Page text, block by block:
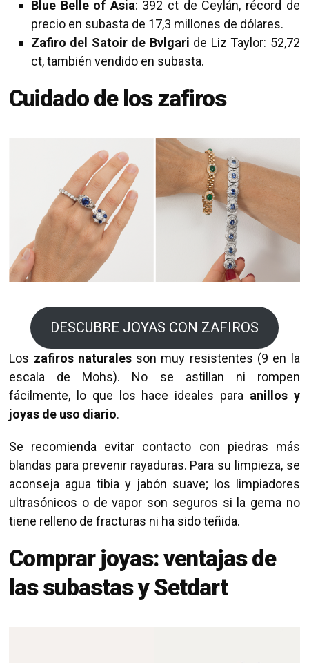
Blue Belle of Asia: 392 ct de Ceylán, récord de
precio en subasta de 17,3 millones de dólares.
Zafiro del Satoir de Bvlgari de Liz Taylor: 52,72
ct, también vendido en subasta.
Cuidado de los zafiros
DESCUBRE JOYAS CON ZAFIROS
Los zafiros naturalesson muy resistentes (9 en la
escala de Mohs). No se astillan ni rompen
fácilmente, lo que los hace ideales para anillos y
joyas de uso diario.
Se recomienda evitar contacto con piedras más
blandas para prevenir rayaduras. Para su limpieza, se
aconseja agua tibia y jabón suave; los limpiadores
ultrasónicos o de vapor son seguros si la gema no
tiene relleno de fracturas ni ha sido teñida.
Comprar joyas: ventajas de
las subastas y Setdart